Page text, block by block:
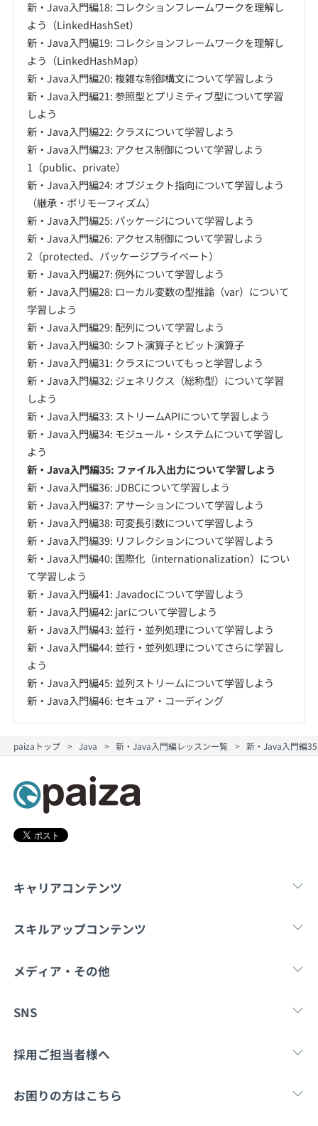
新・Java入門編18: コレクションフレームワークを理解し
よう（LinkedHashSet）
新・Java入門編19: コレクションフレームワークを理解し
よう（LinkedHashMap）
新・Java入門編20: 複雑な制御構文について学習しよう
新・Java入門編21: 参照型とプリミティブ型について学習
しよう
新・Java入門編22: クラスについて学習しよう
新・Java入門編23: アクセス制御について学習しよう
1（public、private）
新・Java入門編24: オブジェクト指向について学習しよう
（継承・ポリモーフィズム）
新・Java入門編25: パッケージについて学習しよう
新・Java入門編26: アクセス制御について学習しよう
2（protected、パッケージプライベート）
新・Java入門編27: 例外について学習しよう
新・Java入門編28: ローカル変数の型推論（var）について
学習しよう
新・Java入門編29: 配列について学習しよう
新・Java入門編30: シフト演算子とビット演算子
新・Java入門編31: クラスについてもっと学習しよう
新・Java入門編32: ジェネリクス（総称型）について学習
しよう
新・Java入門編33: ストリームAPIについて学習しよう
新・Java入門編34: モジュール・システムについて学習し
よう
新・Java入門編35: ファイル入出力について学習しよう
新・Java入門編36: JDBCについて学習しよう
新・Java入門編37: アサーションについて学習しよう
新・Java入門編38: 可変長引数について学習しよう
新・Java入門編39: リフレクションについて学習しよう
新・Java入門編40: 国際化（internationalization）につい
て学習しよう
新・Java入門編41: Javadocについて学習しよう
新・Java入門編42: jarについて学習しよう
新・Java入門編43: 並行・並列処理について学習しよう
新・Java入門編44: 並行・並列処理についてさらに学習し
よう
新・Java入門編45: 並列ストリームについて学習しよう
新・Java入門編46: セキュア・コーディング
paizaトップ Java 新・Java入門編レッスン一覧 新・Java入門編
キャリアコンテンツ
転職・キャリア 新卒就
スキルアップコンテンツ
学習 マンガ・ゲーム
メディア・その他
Tech Team Journal note
SNS
X
採用ご担当者様へ
採用・教育をお考えの企業様へ 中途求人掲載はこ
お困りの方はこちら